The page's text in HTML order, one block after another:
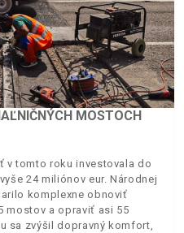
MOSTOCH
v tomto roku investovala do
24 miliónov eur. Národnej
komplexne obnoviť
mostov a opraviť asi 55
sa zvýšil dopravný komfort,